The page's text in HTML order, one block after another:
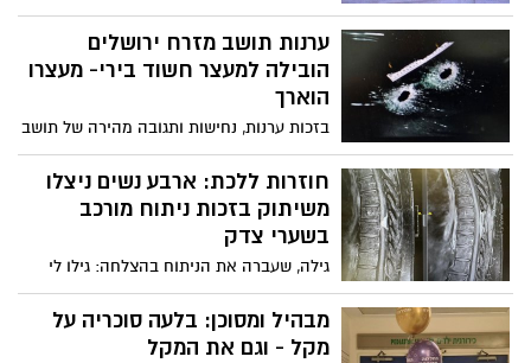
ערנות תושב מזרח ירושלים
הובילה למעצר חשוד בירי- מעצרו
הוארך
בזכות ערנות, נחישות ותגובה מהירה של תושב
מזרח ירושלים שזיהה ביצוע ירי סמוך לביתו
ורדף אחר החשוד, שוטרי מחוז ירושלים
השלימו את המרדף ועצרו את החשוד
במעורבות במעשה. מעצרו הוארך בבית
חוזרות ללכת: ארבע נשים ניצלו
משיתוק בזכות ניתוח מורכב
בשערי צדק
גילה, שעברה את הניתוח בהצלחה: גילו לי
גידול בגודל של כדור טניס. בזכות הניתוח -
הצלחתי לחזור ולהזיז את הרגל אחרי חודשים
של פגיעה באיכות החיים". ד"ר גוסטבו רייז:
מבהיל ומסוכן: בלעה סוכריה על
מקל - וגם את המקל